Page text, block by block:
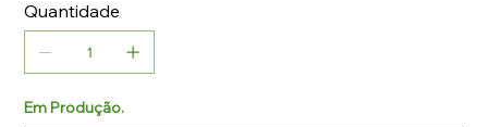
Quantidade
Em Produção.